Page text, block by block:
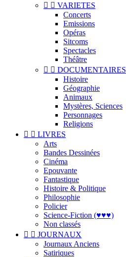
  VARIETES
Concerts
Emissions
Opéras
Sitcoms
Spectacles
Théâtre
  DOCUMENTAIRES
Histoire
Géographie
Animaux
Mystères, Sciences
Personnages
Religions
  LIVRES
Arts
Bandes Dessinées
Cinéma
Epouvante
Fantastique
Histoire & Politique
Philosophie
Policier
Science-Fiction (♥♥♥)
Non classés
  JOURNAUX
Journaux Anciens
Satiriques